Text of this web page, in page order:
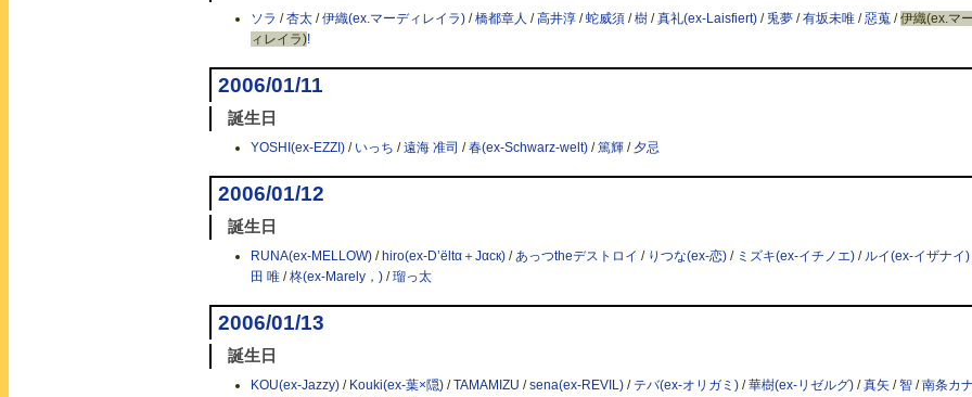
ソラ /杏太 /伊織(ex.マーディレイラ) /橋都章人 /高井淳 /蛇威須 /樹 /真礼(ex-Laisfiert) /兎夢 /有坂未唯 /惡蒐 /伊織(ex.マ
ィレイラ)!
2006/01/11
誕生日
YOSHI(ex-EZZI) / いっち /遠海 准司 /春(ex-Schwarz-welt) /篤輝 / 夕忌
2006/01/12
誕生日
RUNA(ex-MELLOW) / hiro(ex-D’ёltα＋Jαск) /あっつtheデストロイ / りつな(ex-恋) / ミズキ(ex-イチノエ) / ルイ(ex-イザナイ)
田 唯 /柊(ex-Marely，) /瑠っ太
2006/01/13
誕生日
KOU(ex-Jazzy) / Kouki(ex-葉×隠) /TAMAMIZU /sena(ex-REVIL) / テバ(ex-オリガミ) /華樹(ex-リゼルグ) /真矢 /智 /南条カ